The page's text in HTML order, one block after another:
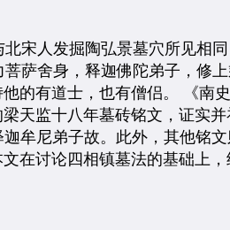
宋人发掘陶弘景墓穴所见相
萨舍身，释迦佛陀弟子，修
有道士，也有僧侣。 《南史
天监十八年墓砖铭文，证实
牟尼弟子故。此外，其他铭
在讨论四相镇墓法的基础上